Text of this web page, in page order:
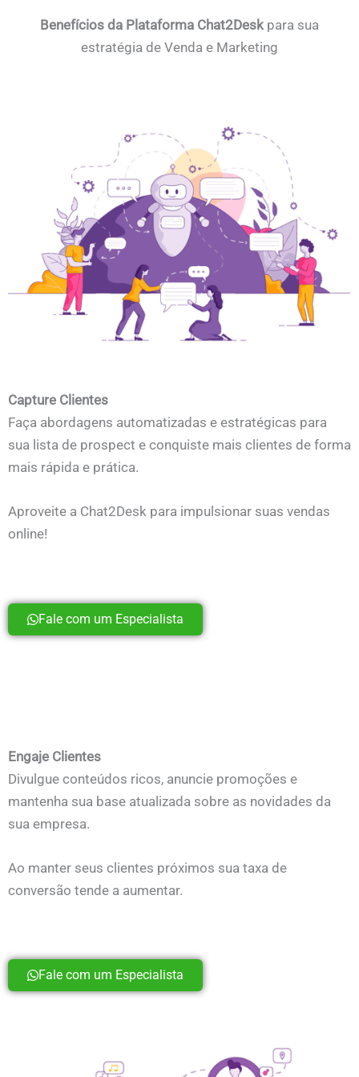
Benefícios da Plataforma Chat2Desk para sua
estratégia de Venda e Marketing
Capture Clientes
Faça abordagens automatizadas e estratégicas para
sua lista de prospect e conquiste mais clientes de forma
mais rápida e prática.
Aproveite a Chat2Desk para impulsionar suas vendas
online!
Fale com um Especialista
Engaje Clientes
Divulgue conteúdos ricos, anuncie promoções e
mantenha sua base atualizada sobre as novidades da
sua empresa.
Ao manter seus clientes próximos sua taxa de
conversão tende a aumentar.
Fale com um Especialista